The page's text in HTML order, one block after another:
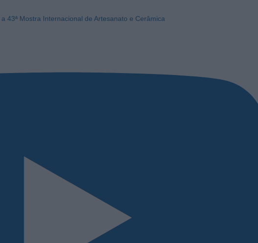
43ª Mostra Internacional de Artesanato e Cerâmica